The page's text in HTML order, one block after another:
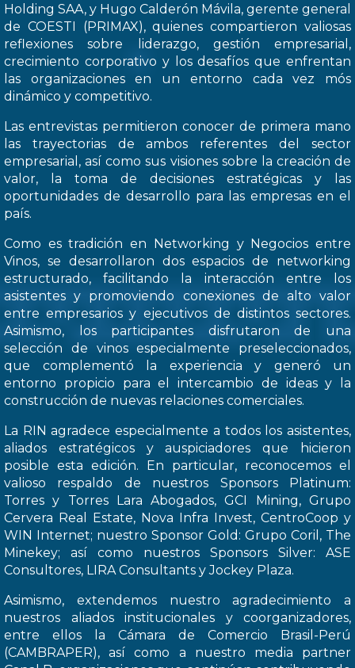
Holding SAA, y Hugo Calderón Mávila, gerente general
de COESTI (PRIMAX), quienes compartieron valiosas
reflexiones sobre liderazgo, gestión empresarial,
crecimiento corporativo y los desafíos que enfrentan
las organizaciones en un entorno cada vez mós
dinámico y competitivo.
Las entrevistas permitieron conocer de primera mano
las trayectorias de ambos referentes del sector
empresarial, así como sus visiones sobre la creación de
valor, la toma de decisiones estratégicas y las
oportunidades de desarrollo para las empresas en el
país.
Como es tradición en Networking y Negocios entre
Vinos, se desarrollaron dos espacios de networking
estructurado, facilitando la interacción entre los
asistentes y promoviendo conexiones de alto valor
entre empresarios y ejecutivos de distintos sectores.
Asimismo, los participantes disfrutaron de una
selección de vinos especialmente preseleccionados,
que complementó la experiencia y generó un
entorno propicio para el intercambio de ideas y la
construcción de nuevas relaciones comerciales.
La RIN agradece especialmente a todos los asistentes,
aliados estratégicos y auspiciadores que hicieron
posible esta edición. En particular, reconocemos el
valioso respaldo de nuestros Sponsors Platinum:
Torres y Torres Lara Abogados, GCI Mining, Grupo
Cervera Real Estate, Nova Infra Invest, CentroCoop y
WIN Internet; nuestro Sponsor Gold: Grupo Coril, The
Minekey; así como nuestros Sponsors Silver: ASE
Consultores, LIRA Consultants y Jockey Plaza.
Asimismo, extendemos nuestro agradecimiento a
nuestros aliados institucionales y coorganizadores,
entre ellos la Cámara de Comercio Brasil-Perú
(CAMBRAPER), así como a nuestro media partner